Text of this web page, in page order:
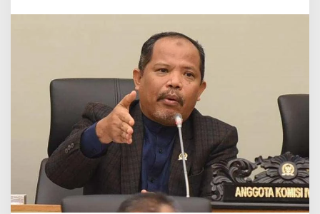
h
n
:
P
e
m
a
g
a
r
a
a